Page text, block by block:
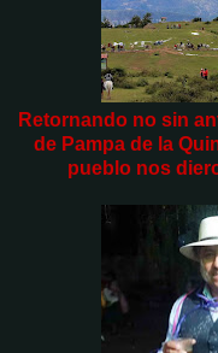
Retornando no sin
de Pampa de la
pueblo nos